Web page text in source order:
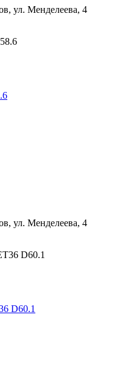
ул. Менделеева, 4
ул. Менделеева, 4
D60.1